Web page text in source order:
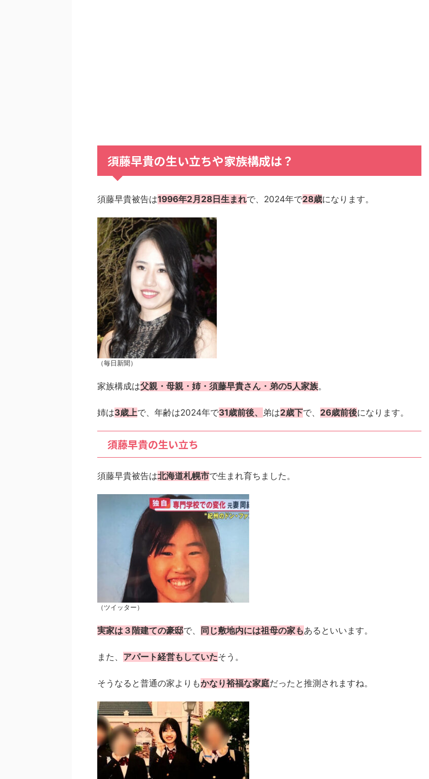
須藤早貴の生い立ちや家族構成は？
須藤早貴被告は1996年2月28日生まれで、2024年で28歳になります。
（毎日新聞）
家族構成は父親・母親・姉・須藤早貴さん・弟の5人家族。
姉は3歳上で、年齢は2024年で31歳前後、 弟は2歳下で、 26歳前後になります。
須藤早貴の生い立ち
須藤早貴被告は北海道札幌市で生まれ育ちました。
（ツイッター）
実家は３階建ての豪邸で、 同じ敷地内には祖母の家もあるといいます。
また、 アパート経営もしていたそう。
そうなると普通の家よりもかなり裕福な家庭だったと推測されますね。